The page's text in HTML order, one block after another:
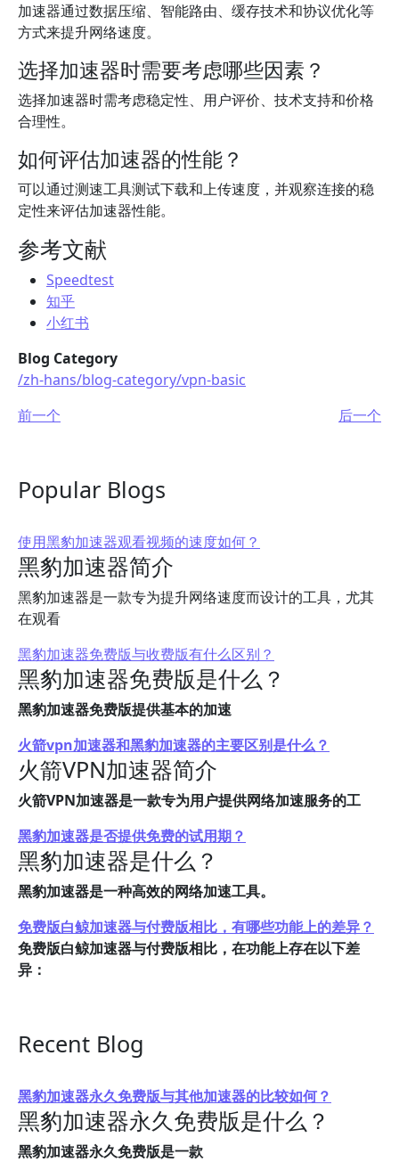
加速器通过数据压缩、智能路由、缓存技术和协议优化等
方式来提升网络速度。
选择加速器时需要考虑哪些因素？
选择加速器时需考虑稳定性、用户评价、技术支持和价格
合理性。
如何评估加速器的性能？
可以通过测速工具测试下载和上传速度，并观察连接的稳
定性来评估加速器性能。
参考文献
Speedtest
知乎
小红书
Blog Category
/zh-hans/blog-category/vpn-basic
前一个
后一个
Popular Blogs
使用黑豹加速器观看视频的速度如何？
黑豹加速器简介
黑豹加速器是一款专为提升网络速度而设计的工具，尤其
在观看
黑豹加速器免费版与收费版有什么区别？
黑豹加速器免费版是什么？
黑豹加速器免费版提供基本的加速
火箭vpn加速器和黑豹加速器的主要区别是什么？
火箭VPN加速器简介
火箭VPN加速器是一款专为用户提供网络加速服务的工
黑豹加速器是否提供免费的试用期？
黑豹加速器是什么？
黑豹加速器是一种高效的网络加速工具。
免费版白鲸加速器与付费版相比，有哪些功能上的差异？
免费版白鲸加速器与付费版相比，在功能上存在以下差
异：
Recent Blog
黑豹加速器永久免费版与其他加速器的比较如何？
黑豹加速器永久免费版是什么？
黑豹加速器永久免费版是一款